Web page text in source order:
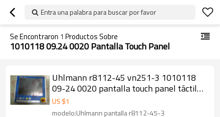
Entra una palabra para buscar por favor
Se Encontraron 1 Productos Sobre
1010118 09.24 0020 Pantalla Touch Panel
Uhlmann r8112-45 vn251-3 1010118
09-24 0020 pantalla touch panel táctil
de membrana reparación de vidrio
reemplazado
US $1
modelo:Uhlmann pantalla r8112-45-3